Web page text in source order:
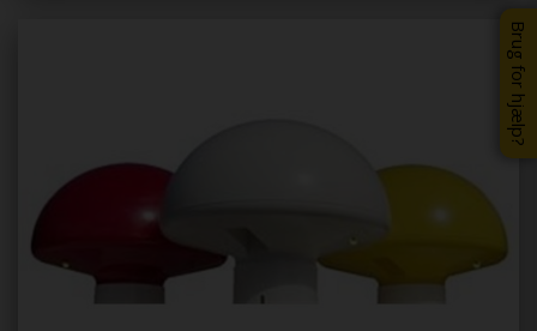
Brug for hjælp?